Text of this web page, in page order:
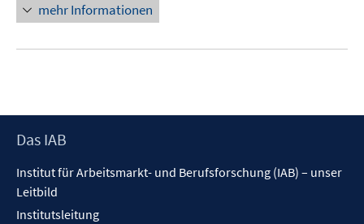
mehr Informationen
Footer
Das IAB
Institut für Arbeitsmarkt- und Berufsforschung (IAB) – unser
Leitbild
Institutsleitung